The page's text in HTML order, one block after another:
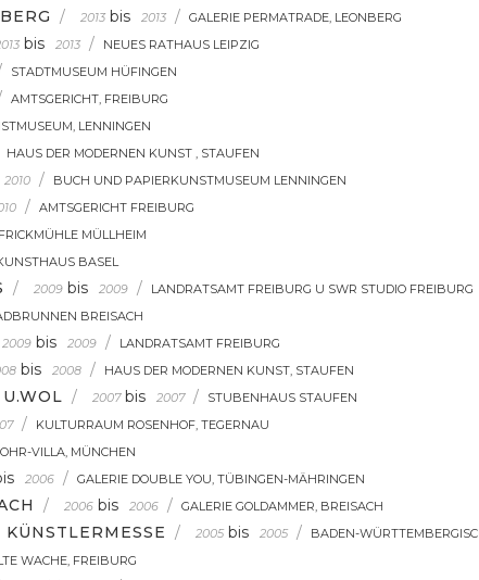
/ 2013 bis 2013 / GALERIE PERMATRADE, LEONBERG
bis 2013 / NEUES RATHAUS LEIPZIG
STADTMUSEUM HÜFINGEN
AMTSGERICHT, FREIBURG
LENNINGEN
HAUS DER MODERNEN KUNST , STAUFEN
2010 / BUCH UND PAPIERKUNSTMUSEUM LENNINGEN
/ AMTSGERICHT FREIBURG
MÜLLHEIM
BASEL
/ 2009 bis 2009 / LANDRATSAMT FREIBURG U SWR STUDIO FREIBURG
BREISACH
2009 bis 2009 / LANDRATSAMT FREIBURG
bis 2008 / HAUS DER MODERNEN KUNST, STAUFEN
/ 2007 bis 2007 / STUBENHAUS STAUFEN
/ KULTURRAUM ROSENHOF, TEGERNAU
VILLA, MÜNCHEN
2006 / GALERIE DOUBLE YOU, TÜBINGEN-MÄHRINGEN
/ 2006 bis 2006 / GALERIE GOLDAMMER, BREISACH
/ 2005 bis 2005 / BADEN-
WACHE, FREIBURG